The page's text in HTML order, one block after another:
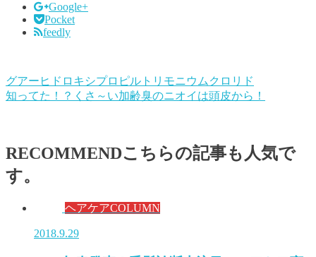
Google+
Pocket
feedly
グアーヒドロキシプロピルトリモニウムクロリド
知ってた！？くさ～い加齢臭のニオイは頭皮から！
RECOMMENDこちらの記事も人気で
す。
ヘアケアCOLUMN
2018.9.29